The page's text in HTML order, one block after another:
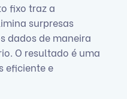
fixo traz a
surpresas
dados de maneira
O resultado é uma
eficiente e